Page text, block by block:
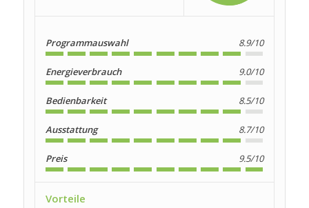
Programmauswahl 8.9/10
Energieverbrauch 9.0/10
Bedienbarkeit 8.5/10
Ausstattung 8.7/10
Preis 9.5/10
Vorteile